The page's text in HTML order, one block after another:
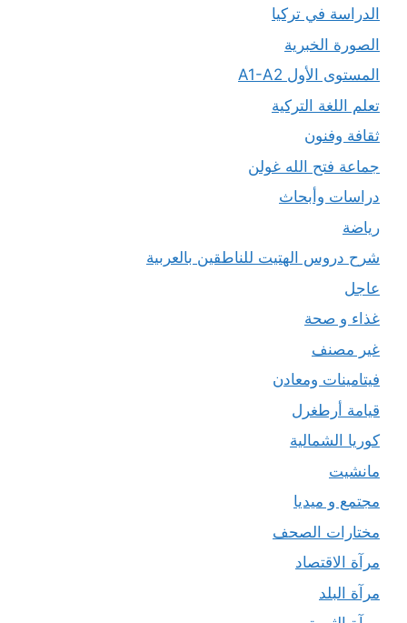
الدراسة في تركيا
الصورة الخبرية
المستوى الأول A1-A2
تعلم اللغة التركية
ثقافة وفنون
جماعة فتح الله غولن
دراسات وأبحاث
رياضة
شرح دروس الهتيت للناطقين بالعربية
عاجل
غذاء و صحة
غير مصنف
فيتامينات ومعادن
قيامة أرطغرل
كوريا الشمالية
مانشيت
مجتمع و ميديا
مختارات الصحف
مرآة الاقتصاد
مرآة البلد